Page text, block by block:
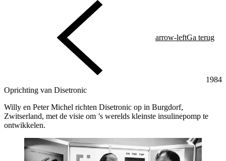
arrow-leftGa terug
1984
Oprichting van Disetronic
Willy en Peter Michel richten Disetronic op in Burgdorf,
Zwitserland, met de visie om ’s werelds kleinste insulinepomp te
ontwikkelen.